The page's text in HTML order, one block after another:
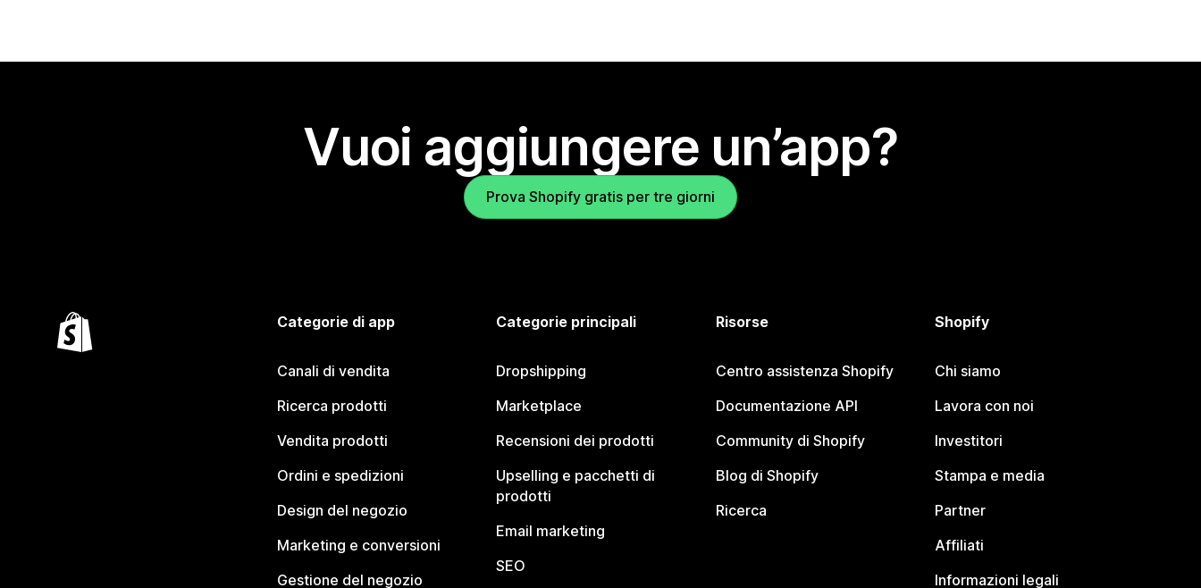
Vuoi aggiungere un’app?
Prova Shopify gratis per tre giorni
Categorie di app
Canali di vendita
Ricerca prodotti
Vendita prodotti
Ordini e spedizioni
Design del negozio
Marketing e conversioni
Gestione del negozio
Categorie principali
Dropshipping
Marketplace
Recensioni dei prodotti
Upselling e pacchetti di
prodotti
Email marketing
SEO
Risorse
Centro assistenza Shopify
Documentazione API
Community di Shopify
Blog di Shopify
Ricerca
Shopify
Chi siamo
Lavora con noi
Investitori
Stampa e media
Partner
Affiliati
Informazioni legali